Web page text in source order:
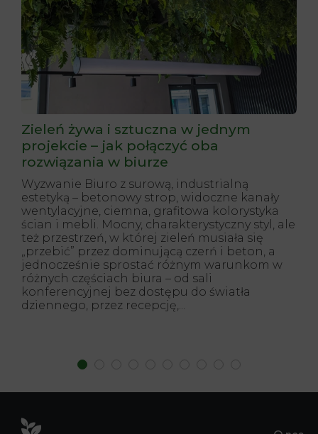
Zieleń żywa i sztuczna w jednym
projekcie – jak połączyć oba
rozwiązania w biurze
Wyzwanie Biuro z surową, industrialną
estetyką – betonowy strop, widoczne kanały
wentylacyjne, ciemna, grafitowa kolorystyka
ścian i mebli. Mocny, charakterystyczny styl, ale
też przestrzeń, w której zieleń musiała się
„przebić” przez dominującą czerń i beton, a
jednocześnie sprostać różnym warunkom w
różnych częściach biura – od sali
konferencyjnej bez dostępu do światła
dziennego, przez recepcję,...